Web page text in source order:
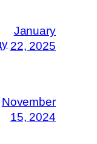
January
22, 2025
November
15, 2024